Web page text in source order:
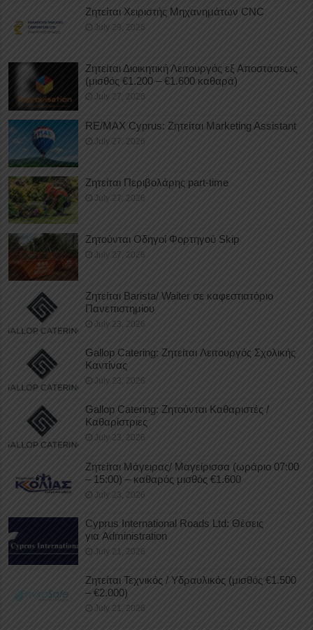
Ζητείται Χειριστής Μηχανημάτων CNC
July 29, 2026
Ζητείται Διοικητική Λειτουργός εξ Αποστάσεως
(μισθός €1.200 – €1.600 καθαρά)
July 27, 2026
RE/MAX Cyprus: Ζητείται Marketing Assistant
July 27, 2026
Ζητείται Περιβολάρης part-time
July 27, 2026
Ζητούνται Οδηγοί Φορτηγού Skip
July 27, 2026
Ζητείται Barista/ Waiter σε καφεστιατόριο
Πανεπιστημίου
July 23, 2026
Gallop Catering: Ζητείται Λειτουργός Σχολικής
Καντίνας
July 23, 2026
Gallop Catering: Ζητούνται Καθαριστές /
Καθαρίστριες
July 23, 2026
Ζητείται Μάγειρας/ Μαγείρισσα (ωράριο 07:00
– 15:00) – καθαρός μισθός €1.600
July 23, 2026
Cyprus International Roads Ltd: Θέσεις
για Administration
July 21, 2026
Ζητείται Τεχνικός / Υδραυλικός (μισθός €1.500
– €2.000)
July 21, 2026